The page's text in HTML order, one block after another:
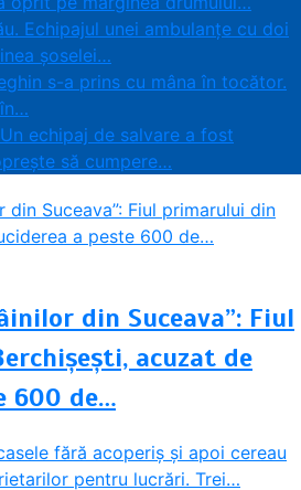
Echipajul unei ambulanțe cu doi
șoselei…
s-a prins cu mâna în tocător.
echipaj de salvare a fost
să cumpere…
din Suceava”: Fiul
acuzat de
600 de…